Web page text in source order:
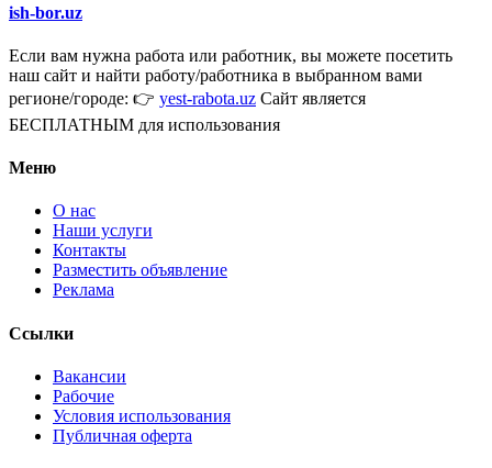
ish-bor.uz
Если вам нужна работа или работник, вы можете посетить
наш сайт и найти работу/работника в выбранном вами
регионе/городе: 👉 yest-rabota.uz Сайт является
БЕСПЛАТНЫМ для использования
Меню
О нас
Наши услуги
Контакты
Разместить объявление
Реклама
Ссылки
Вакансии
Рабочие
Условия использования
Публичная оферта